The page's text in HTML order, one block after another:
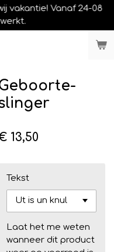
vakantie! Vanaf 24-08
13,50
Tekst
Laat het me weten
wanneer dit product